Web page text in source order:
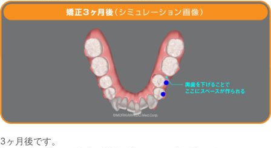
3ヶ月後です。